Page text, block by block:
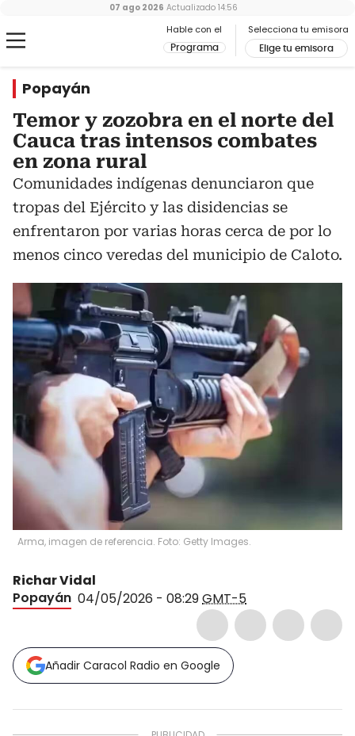
Hable con el
Programa
Selecciona tu emisora
Elige tu emisora
07 ago 2026 Actualizado 14:56
Popayán
Temor y zozobra en el norte del
Cauca tras intensos combates
en zona rural
Comunidades indígenas denunciaron que
tropas del Ejército y las disidencias se
enfrentaron por varias horas cerca de por lo
menos cinco veredas del municipio de Caloto.
Arma, imagen de referencia. Foto: Getty Images.
Richar Vidal
Popayán 04/05/2026 - 08:29GMT-5
Añadir Caracol Radio en Google